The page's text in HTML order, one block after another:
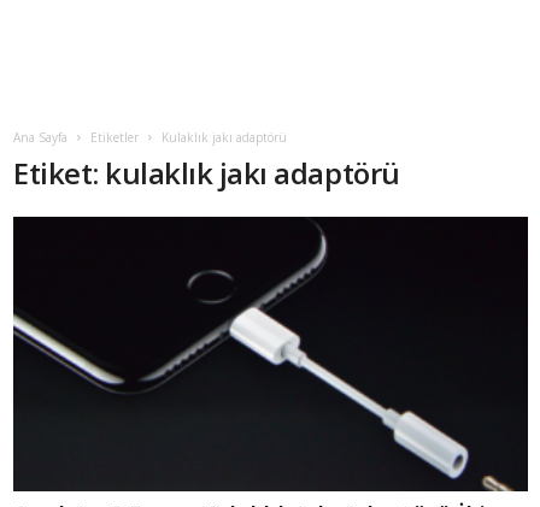
Ana Sayfa Etiketler Kulaklık jakı adaptörü
Etiket: kulaklık jakı adaptörü